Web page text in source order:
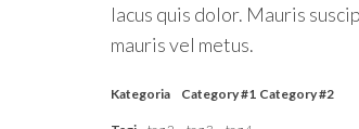
lacus quis dolor. Mauris
mauris vel metus.
Kategoria Category #1 Category #2